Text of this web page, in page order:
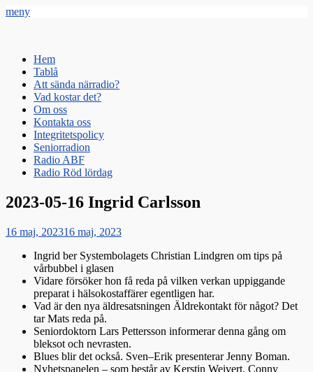
meny
Primär
meny
Hoppa
innehåll
Hem
Tablå
Att sända närradio?
Vad kostar det?
Om oss
Kontakta oss
Integritetspolicy
Seniorradion
Radio ABF
Radio Röd lördag
2023-05-16 Ingrid Carlsson
Publicerat
16 maj, 202316 maj, 2023
Ingrid ber Systembolagets Christian Lindgren om tips på
vårbubbel i glasen
Vidare försöker hon få reda på vilken verkan uppiggande
preparat i hälsokostaffärer egentligen har.
Vad är den nya äldresatsningen Äldrekontakt för något? Det
tar Mats reda på.
Seniordoktorn Lars Pettersson informerar denna gång om
bleksot och nevrasten.
Blues blir det också. Sven–Erik presenterar Jenny Boman.
Nyhetspanelen – som består av Kerstin Weivert, Conny